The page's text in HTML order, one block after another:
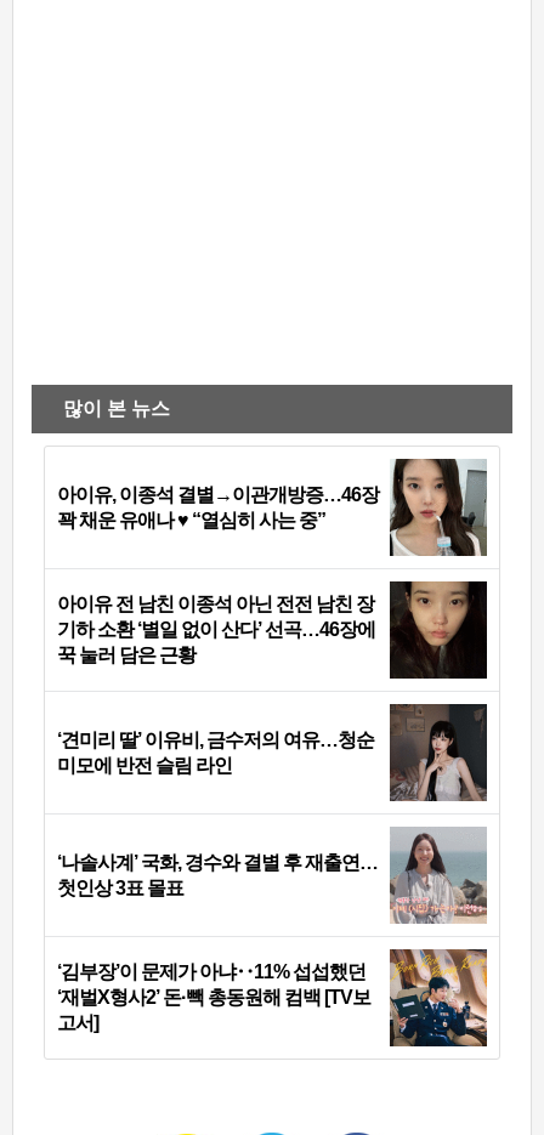
많이 본 뉴스
아이유, 이종석 결별→이관개방증…46장
꽉 채운 유애나 ♥ “열심히 사는 중”
아이유 전 남친 이종석 아닌 전전 남친 장
기하 소환 ‘별일 없이 산다’ 선곡…46장에
꾹 눌러 담은 근황
‘견미리 딸’ 이유비, 금수저의 여유…청순
미모에 반전 슬림 라인
‘나솔사계’ 국화, 경수와 결별 후 재출연…
첫인상 3표 몰표
‘김부장’이 문제가 아냐‥11% 섭섭했던
‘재벌X형사2’ 돈·빽 총동원해 컴백 [TV보
고서]